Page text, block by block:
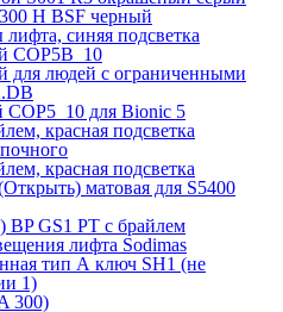
H BSF черный
синяя подсветка
COP5B_10
для людей с ограниченными
COP5_10 для Bionic 5
красная подсветка
красная подсветка
матовая для S5400
GS1 PT с брайлем
лифта Sodimas
тип А ключ SH1 (не
1)
300)